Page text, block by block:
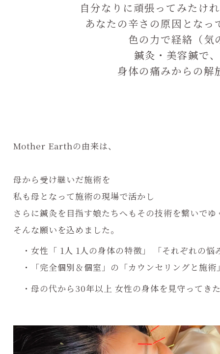
自分なりに頑張ってみたけ
あなたの辛さの原因とな
色の力で経絡（気
鍼灸・美容鍼で
身体の痛みからの解
Mother Earthの由来は、
母から受け継いだ施術を
私も母となって施術の現場で活かし
さらに鍼灸を目指す娘たちへもその技術を繋いでゆ
そんな願いを込めました。
・女性「 1人 1人の身体の特徴」 「それぞれの
・「完全個別＆個室」の「カウンセリングと施
・母の代から30年以上 女性の身体を見守ってき